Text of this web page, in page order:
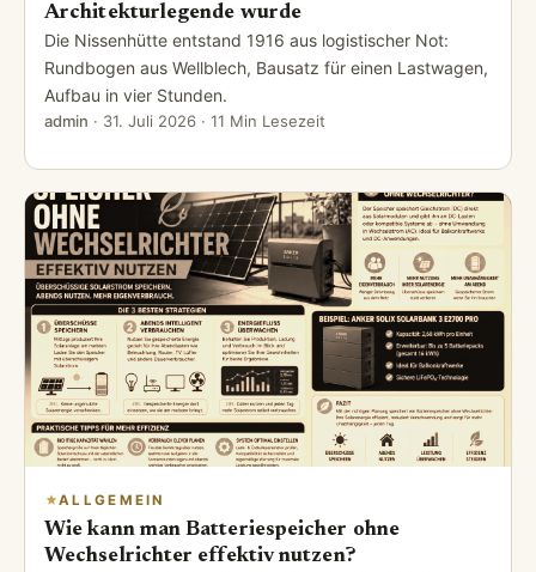
Architekturlegende wurde
Die Nissenhütte entstand 1916 aus logistischer Not:
Rundbogen aus Wellblech, Bausatz für einen Lastwagen,
Aufbau in vier Stunden.
admin · 31. Juli 2026 · 11 Min Lesezeit
ALLGEMEIN
Wie kann man Batteriespeicher ohne
Wechselrichter effektiv nutzen?